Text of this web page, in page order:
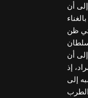
أن
ظن
أن
إذ
إلى